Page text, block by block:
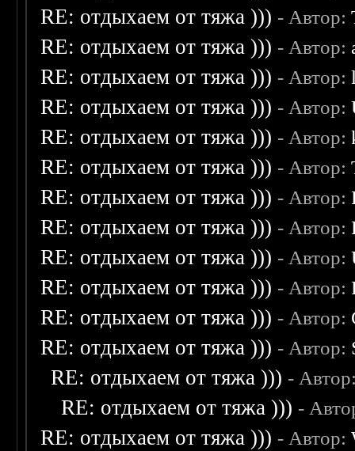
RE: отдыхаем от тяжа ))) - Автор:
RE: отдыхаем от тяжа ))) - Автор:
RE: отдыхаем от тяжа ))) - Автор:
RE: отдыхаем от тяжа ))) - Автор:
RE: отдыхаем от тяжа ))) - Автор:
RE: отдыхаем от тяжа ))) - Автор:
RE: отдыхаем от тяжа ))) - Автор:
RE: отдыхаем от тяжа ))) - Автор:
RE: отдыхаем от тяжа ))) - Автор:
RE: отдыхаем от тяжа ))) - Автор:
RE: отдыхаем от тяжа ))) - Автор:
RE: отдыхаем от тяжа ))) - Автор:
RE: отдыхаем от тяжа ))) -
RE: отдыхаем от тяжа ))) -
RE: отдыхаем от тяжа ))) - Автор: